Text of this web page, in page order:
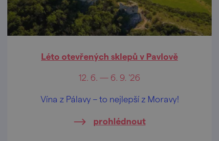
Léto otevřených sklepů v Pavlově
12. 6. — 6. 9. '26
Vína z Pálavy – to nejlepší z Moravy!
prohlédnout